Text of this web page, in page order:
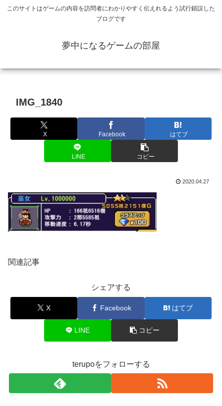
このサイトはゲームの内容を訪問者にわかりやすく伝えれるよう試行錯誤した
ブログです
夢中になるゲームの部屋
IMG_1840
X Facebook はてブ
LINE コピー
2020.04.27
関連記事
シェアする
X Facebook はてブ
LINE コピー
terupoをフォローする